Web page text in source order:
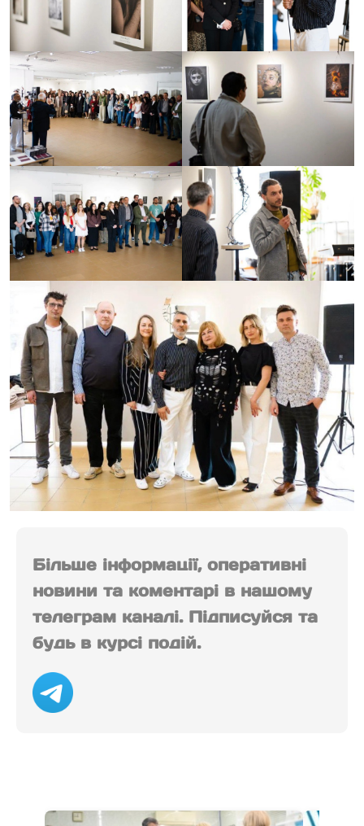
Більше інформації, оперативні
новини та коментарі в нашому
телеграм каналі. Підписуйся та
будь в курсі подій.